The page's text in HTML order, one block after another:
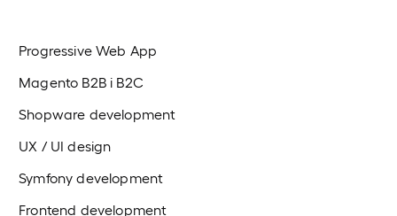
Progressive Web App
Magento B2B i B2C
Shopware development
UX / UI design
Symfony development
Frontend development